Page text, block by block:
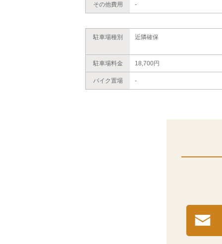
その他費用 -
駐車場種別 近隣確保
駐車場料金 18,700円
バイク置場 -